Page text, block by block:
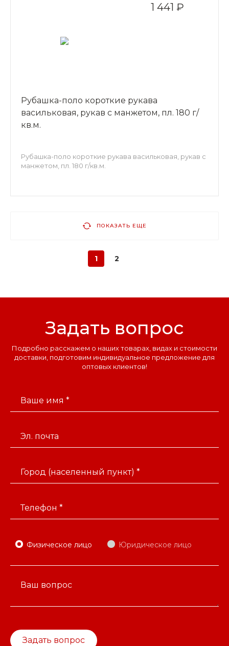
1 441 ₽
Рубашка-поло короткие рукава
васильковая, рукав с манжетом, пл. 180 г/
кв.м.
Рубашка-поло короткие рукава васильковая, рукав с
манжетом, пл. 180 г/кв.м.
ПОКАЗАТЬ ЕЩЕ
1 2
Задать вопрос
Подробно расскажем о наших товарах, видах и стоимости
доставки, подготовим индивидуальное предложение для
оптовых клиентов!
Ваше имя *
Эл. почта
Город (населенный пункт) *
Телефон *
Физическое лицо Юридическое лицо
Ваш вопрос
Задать вопрос